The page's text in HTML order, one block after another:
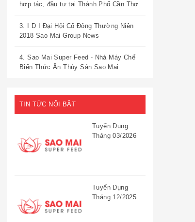
hợp tác, đầu tư tại Thành Phố Cần Thơ
3. I D I Đại Hội Cổ Đông Thường Niên
2018 Sao Mai Group News
4. Sao Mai Super Feed - Nhà Máy Chế
Biến Thức Ăn Thủy Sản Sao Mai
TIN TỨC NỔI BẬT
Tuyển Dụng
Tháng 03/2026
Tuyển Dụng
Tháng 12/2025